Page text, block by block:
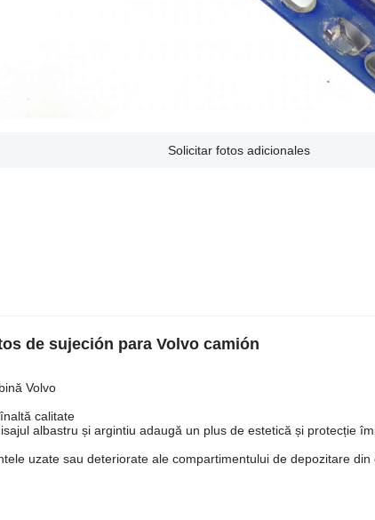
Solicitar fotos adicionales
de sujeción para Volvo camión
Volvo
calitate
albastru și argintiu adaugă un plus de estetică și protecție
uzate sau deteriorate ale compartimentului de depozitare din